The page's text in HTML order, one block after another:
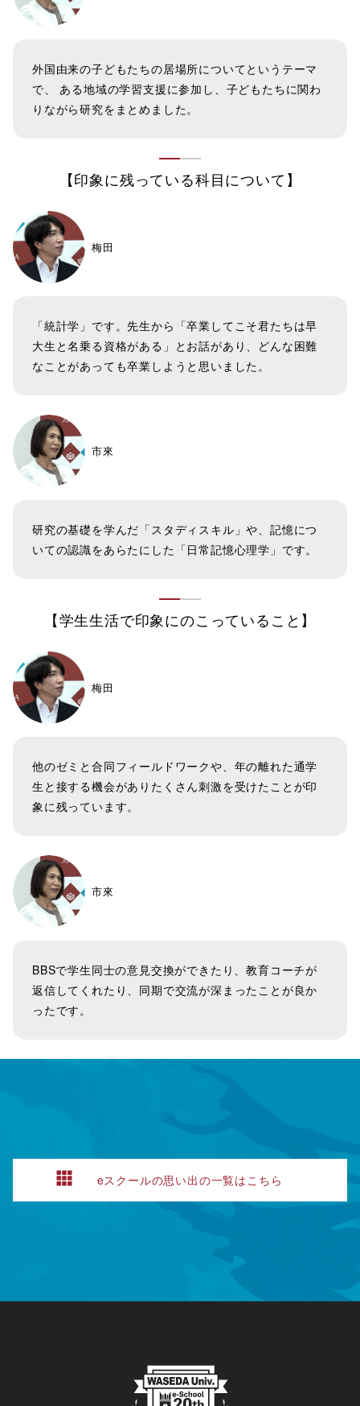
外国由来の子どもたちの居場所についてというテーマ
で、 ある地域の学習支援に参加し、子どもたちに関わ
りながら研究をまとめました。
【印象に残っている科目について】
梅田
「統計学」です。先生から「卒業してこそ君たちは早
大生と名乗る資格がある」とお話があり、どんな困難
なことがあっても卒業しようと思いました。
市來
研究の基礎を学んだ「スタディスキル」や、記憶につ
いての認識をあらたにした「日常記憶心理学」です。
【学生生活で印象にのこっていること】
梅田
他のゼミと合同フィールドワークや、年の離れた通学
生と接する機会がありたくさん刺激を受けたことが印
象に残っています。
市來
BBSで学生同士の意見交換ができたり、教育コーチが
返信してくれたり、同期で交流が深まったことが良か
ったです。
eスクールの思い出の一覧はこちら